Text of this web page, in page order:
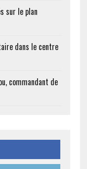
sur le plan
dans le centre
commandant de